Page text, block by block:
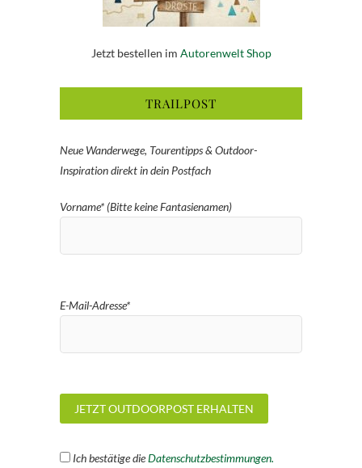
Jetzt bestellen im Autorenwelt Shop
TRAILPOST
Neue Wanderwege, Tourentipps & Outdoor-
Inspiration direkt in dein Postfach
Vorname* (Bitte keine Fantasienamen)
E-Mail-Adresse*
Ich bestätige dieDatenschutzbestimmungen.